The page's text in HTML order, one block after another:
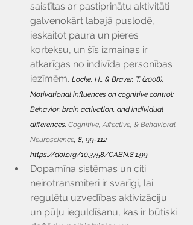
saistītas ar pastiprinātu aktivitāti
galvenokārt labajā puslodē,
ieskaitot paura un pieres
korteksu, un šīs izmaiņas ir
atkarīgas no indivīda personības
iezīmēm. Locke, H., & Braver, T. (2008).
Motivational influences on cognitive control:
Behavior, brain activation, and individual
differences. Cognitive, Affective, & Behavioral
Neuroscience, 8, 99-112.
https://doi.org/10.3758/CABN.8.1.99.
Dopamīna sistēmas un citi
neirotransmiteri ir svarīgi, lai
regulētu uzvedības aktivizāciju
un pūļu ieguldīšanu, kas ir būtiski